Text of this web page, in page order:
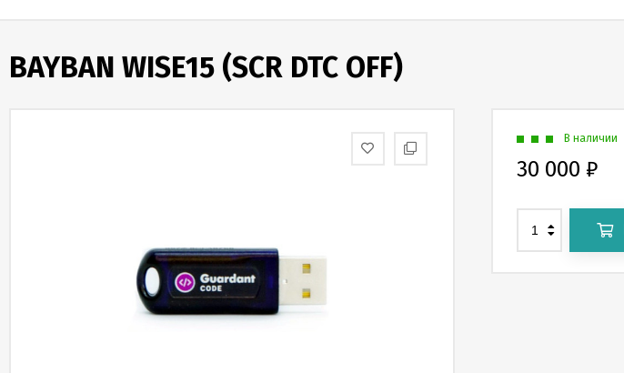
BAYBAN WISE15 (SCR DTC OFF)
В наличии
30 000 ₽